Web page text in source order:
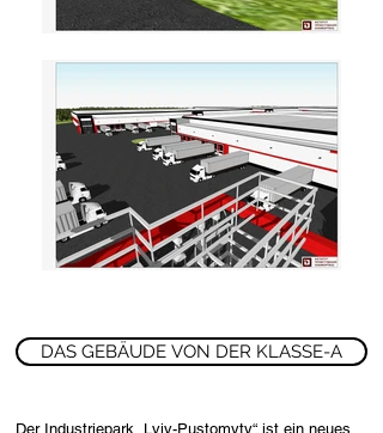
DAS GEBÄUDE VON DER KLASSE-A
Der Industriepark „Lviv-Pustomyty“ ist ein neues